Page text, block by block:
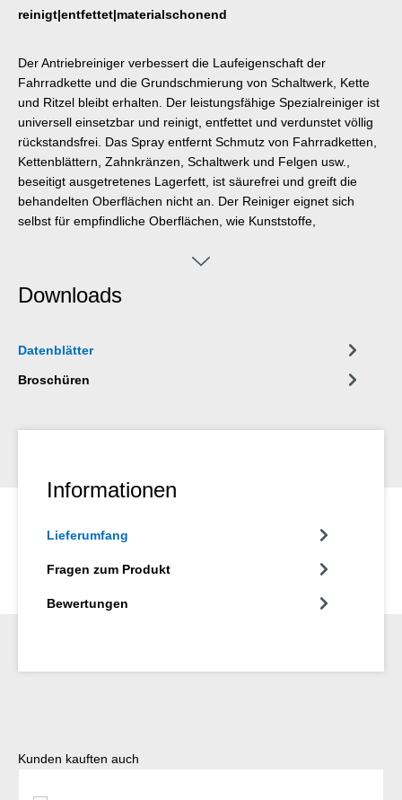
reinigt|entfettet|materialschonend
Der Antriebreiniger verbessert die Laufeigenschaft der
Fahrradkette und die Grundschmierung von Schaltwerk, Kette
und Ritzel bleibt erhalten. Der leistungsfähige Spezialreiniger ist
universell einsetzbar und reinigt, entfettet und verdunstet völlig
rückstandsfrei. Das Spray entfernt Schmutz von Fahrradketten,
Kettenblättern, Zahnkränzen, Schaltwerk und Felgen usw.,
beseitigt ausgetretenes Lagerfett, ist säurefrei und greift die
behandelten Oberflächen nicht an. Der Reiniger eignet sich
selbst für empfindliche Oberflächen, wie Kunststoffe,
Verdunstung kann der Antriebsreiniger auch für die Beseitigung
verwendet werden. Der Reiniger eignet sich für alle Arten von
Downloads
Datenblätter
Broschüren
Informationen
Lieferumfang
Fragen zum Produkt
Bewertungen
Produktgalerie überspringen
Kunden kauften auch